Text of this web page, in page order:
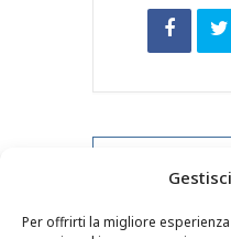
Per offrirti la migliore